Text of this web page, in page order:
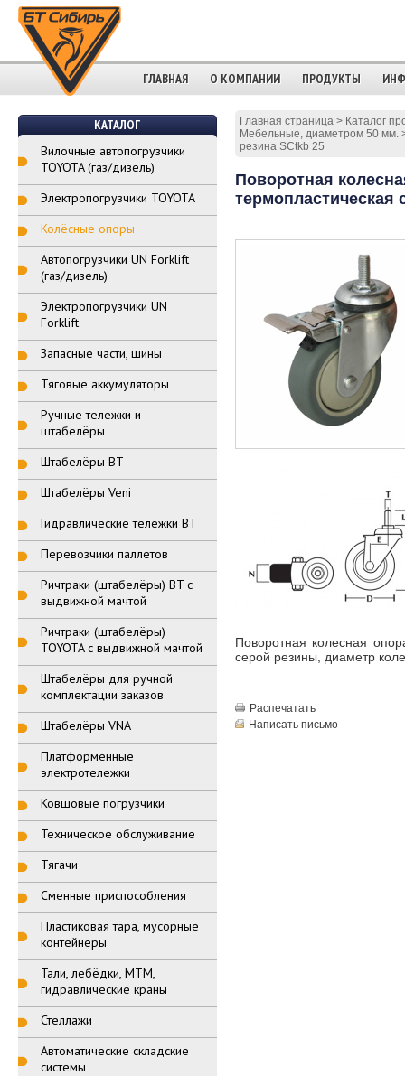
ГЛАВНАЯ О КОМПАНИИ ПРОДУКТЫ
КАТАЛОГ
Вилочные автопогрузчики
TOYOTA (газ/дизель)
Электропогрузчики TOYOTA
Колёсные опоры
Автопогрузчики UN Forklift
(газ/дизель)
Электропогрузчики UN
Forklift
Запасные части, шины
Тяговые аккумуляторы
Ручные тележки и
штабелёры
Штабелёры BT
Штабелёры Veni
Гидравлические тележки BT
Перевозчики паллетов
Ричтраки (штабелёры) BT с
выдвижной мачтой
Ричтраки (штабелёры)
TOYOTA с выдвижной мачтой
Штабелёры для ручной
комплектации заказов
Штабелёры VNA
Платформенные
электротележки
Ковшовые погрузчики
Техническое обслуживание
Тягачи
Сменные приспособления
Пластиковая тара, мусорные
контейнеры
Тали, лебёдки, МТМ,
гидравлические краны
Стеллажи
Автоматические складские
системы
Главная страница> Каталог
Мебельные, диаметром 50 мм.
резина SCtkb 25
Поворотная
термопластическая
Поворотная колесная
серой резины, диаметр
Распечатать
Написать письмо